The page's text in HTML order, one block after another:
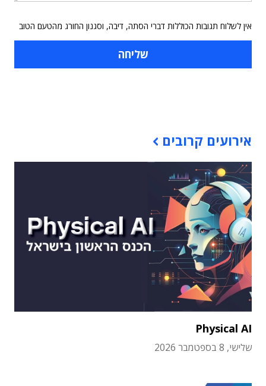
אין לשלוח תגובות הכוללות דברי הסתה, דיבה, וסגנון החורג מהטעם הטוב
אירועים קרובים
Physical AI
שלישי, 8 בספטמבר 2026